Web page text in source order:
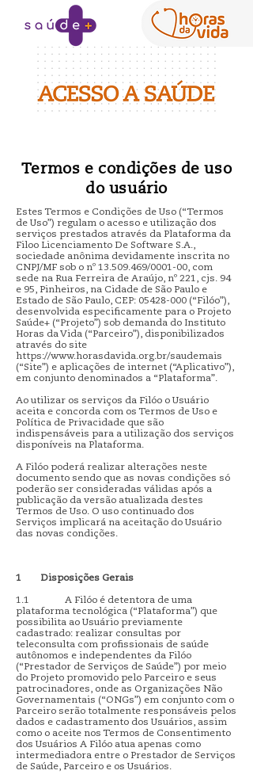
Termos e condições de uso
do usuário
Estes Termos e Condições de Uso (“Termos
de Uso”) regulam o acesso e utilização dos
serviços prestados através da Plataforma da
Filoo Licenciamento De Software S.A.,
sociedade anônima devidamente inscrita no
CNPJ/MF sob o nº 13.509.469/0001-00, com
sede na Rua Ferreira de Araújo, nº 221, cjs. 94
e 95, Pinheiros, na Cidade de São Paulo e
Estado de São Paulo, CEP: 05428-000 (“Filóo”),
desenvolvida especificamente para o Projeto
Saúde+ (“Projeto”) sob demanda do Instituto
Horas da Vida (“Parceiro”), disponibilizados
através do site
https://www.horasdavida.org.br/saudemais
(“Site”) e aplicações de internet (“Aplicativo”),
em conjunto denominados a “Plataforma”.
Ao utilizar os serviços da Filóo o Usuário
aceita e concorda com os Termos de Uso e
Política de Privacidade que são
indispensáveis para a utilização dos serviços
disponíveis na Plataforma.
A Filóo poderá realizar alterações neste
documento sendo que as novas condições só
poderão ser consideradas válidas após a
publicação da versão atualizada destes
Termos de Uso. O uso continuado dos
Serviços implicará na aceitação do Usuário
das novas condições.
1 Disposições Gerais
1.1 A Filóo é detentora de uma
plataforma tecnológica (“Plataforma”) que
possibilita ao Usuário previamente
cadastrado: realizar consultas por
teleconsulta com profissionais de saúde
autônomos e independentes da Filóo
(“Prestador de Serviços de Saúde”) por meio
do Projeto promovido pelo Parceiro e seus
patrocinadores, onde as Organizações Não
Governamentais (“ONGs”) em conjunto com o
Parceiro serão totalmente responsáveis pelos
dados e cadastramento dos Usuários, assim
como o aceite nos Termos de Consentimento
dos Usuários A Filóo atua apenas como
intermediadora entre o Prestador de Serviços
de Saúde, Parceiro e os Usuários.